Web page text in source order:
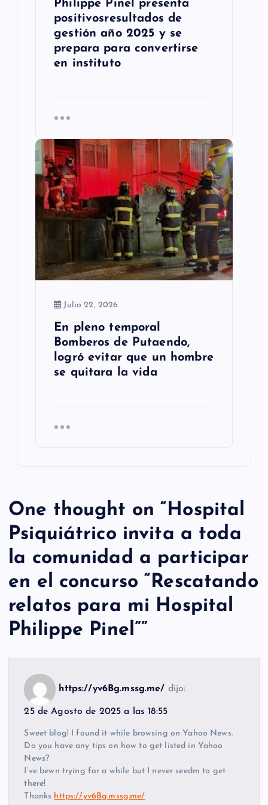
Philippe Pinel presenta
positivosresultados de
gestión año 2025 y se
prepara para convertirse
en instituto
Julio 22, 2026
En pleno temporal
Bomberos de Putaendo,
logró evitar que un hombre
se quitara la vida
One thought on “Hospital
Psiquiátrico invita a toda
la comunidad a participar
en el concurso “Rescatando
relatos para mi Hospital
Philippe Pinel””
https://yv6Bg.mssg.me/ dijo:
25 de Agosto de 2025 a las 18:55
Sweet blog! I found it while browsing on Yahoo News.
Do you have any tips on how to get listed in Yahoo
News?
I’ve bewn trying for a while but I never seedm to get
there!
Thanks https://yv6Bg.mssg.me/